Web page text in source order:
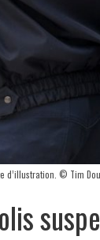
d’illustration. © Tim